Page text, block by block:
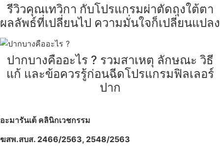
รีวิวคุณเทวิกา กับโปรแกรมผ่าตัดถุงใต้ตา
ผลลัพธ์ที่เปลี่ยนไป ความมั่นใจก็เปลี่ยนแปลง
ปากบางคืออะไร ? รวมสาเหตุ ลักษณะ วิธี
แก้ และข้อควรรู้ก่อนฉีดโปรแกรมฟิลเลอร์
ปาก
อะมารันเต้ คลินิกเวชกรรม
ฆสพ.สบส. 2466/2563, 2548/2563